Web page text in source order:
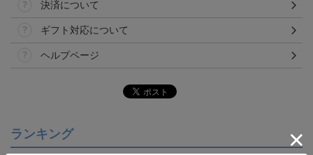
決済について
ギフト対応について
ヘルプページ
ランキング